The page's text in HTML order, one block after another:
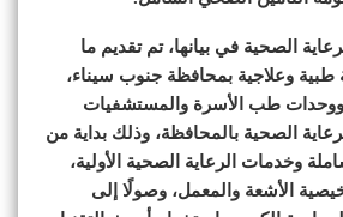
الصحية في بيانها، تم تقديم ما
وعلاجية بمحافظة جنوب سيناء،
طب الأسرة والمستشفيات
للرعاية الصحية بالمحافظة، وذلك بداية من
وخدمات الرعاية الصحية الأولية،
الأشعة والمعمل، وصولًا إلى